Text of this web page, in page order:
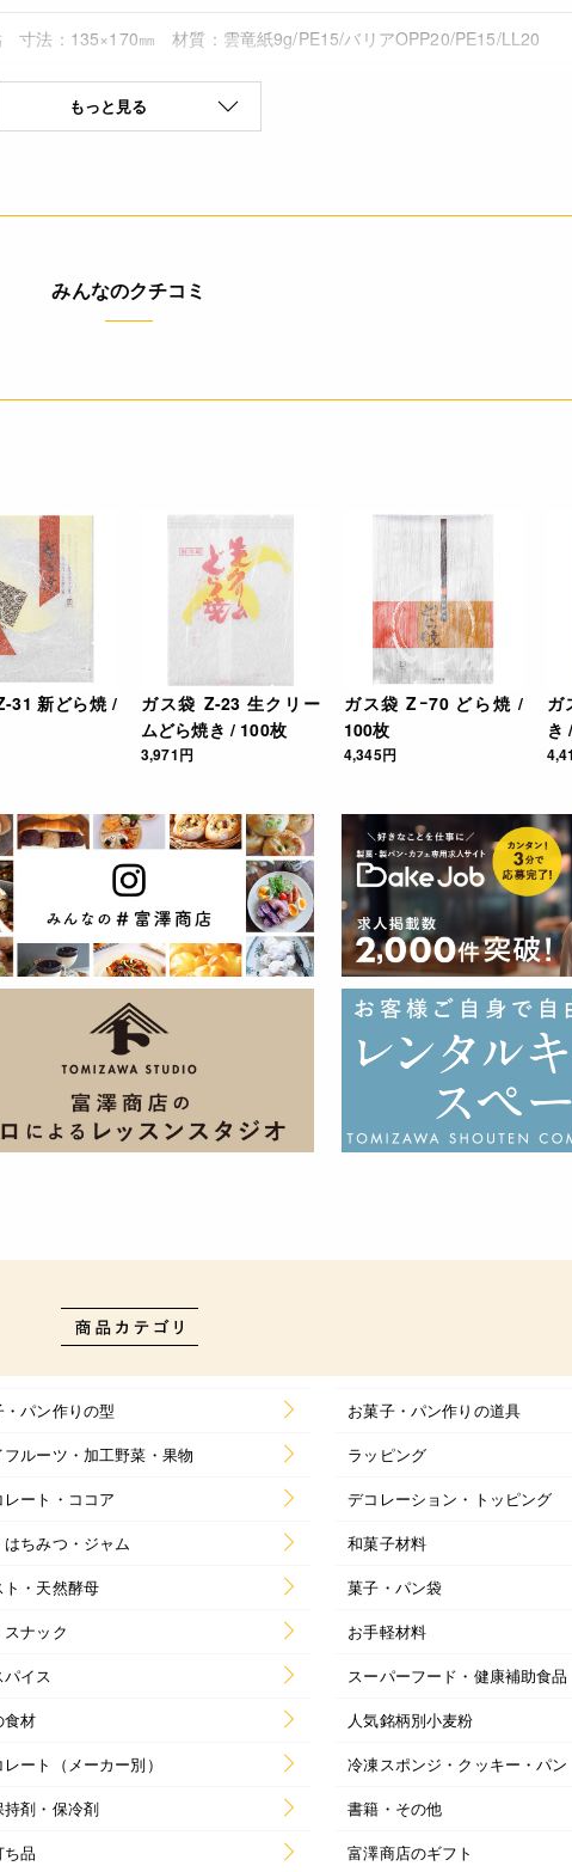
寸法：135×170㎜ 材質：雲竜紙9g/PE15/バリアOPP20/PE15/LL20
もっと見る
みんなのクチコミ
31 新どら焼 /
ガス袋 Z-23 生クリー
ムどら焼き / 100枚
3,971円
ガス袋 Zｰ70 どら焼 /
100枚
4,345円
ガ
き
・パン作りの型
お菓子・パン作りの道具
フルーツ・加工野菜・果物
ラッピング
レート・ココア
デコレーション・トッピング
はちみつ・ジャム
和菓子材料
ト・天然酵母
菓子・パン袋
スナック
お手軽材料
イス
スーパーフード・健康補助食品
食材
人気銘柄別小麦粉
ート（メーカー別）
冷凍スポンジ・クッキー・パン
持剤・保冷剤
書籍・その他
ち品 富澤商店のギフト